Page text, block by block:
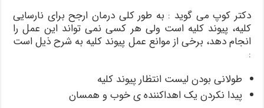
دکتر کوپ می گوید : به طور کلی درمان ارجح برای نارسایی
کلیه، پیوند کلیه است ولی هر کسی نمی تواند این عمل را
انجام دهد، برخی از موانع عمل پیوند کلیه به شرح ذیل است
:
طولانی بودن لیست انتظار پیوند کلیه
پیدا نکردن یک اهداکننده ی خوب و همسان